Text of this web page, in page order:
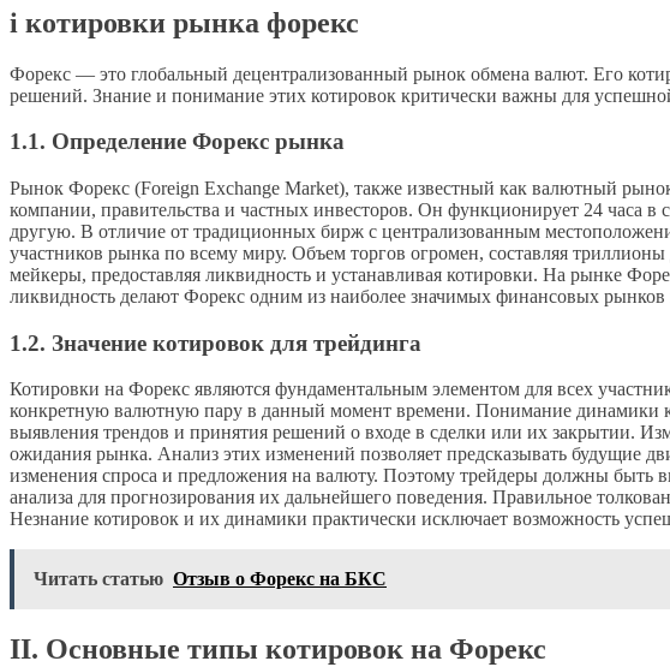
i котировки рынка форекс
Форекс — это глобальный децентрализованный рынок обмена валют. Его
решений. Знание и понимание этих котировок критически важны для
1.1. Определение Форекс рынка
Рынок Форекс (Foreign Exchange Market), также известный как валютный
компании, правительства и частных инвесторов. Он функционирует 24 часа
другую. В отличие от традиционных бирж с централизованным
участников рынка по всему миру. Объем торгов огромен, составляя
мейкеры, предоставляя ликвидность и устанавливая котировки. На рынке
ликвидность делают Форекс одним из наиболее значимых финансовых
1.2. Значение котировок для трейдинга
Котировки на Форекс являются фундаментальным элементом для всех
конкретную валютную пару в данный момент времени. Понимание динамики
выявления трендов и принятия решений о входе в сделки или их закрытии.
ожидания рынка. Анализ этих изменений позволяет предсказывать будущие
изменения спроса и предложения на валюту. Поэтому трейдеры должны быть
анализа для прогнозирования их дальнейшего поведения. Правильное
Незнание котировок и их динамики практически исключает возможность
Читать статью Отзыв о Форекс на БКС
II. Основные типы котировок на Форекс